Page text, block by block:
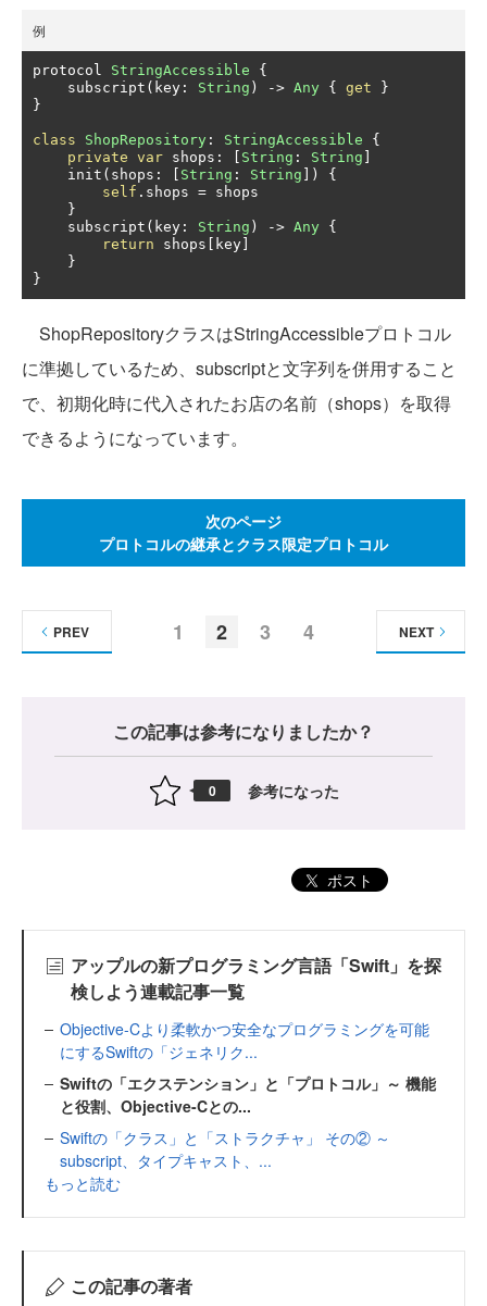
例
protocol StringAccessible
{
    subscript
( key : String ) -> Any { get
}
}
class ShopRepository : StringAccessible
{
private var shops : String : String
    init
( shops : String : String ])
{
self . shops = shops
}
    subscript
( key : String ) -> Any {
return shops key
}
}
ShopRepositoryクラスはStringAccessibleプロトコル
に準拠しているため、subscriptと文字列を併用すること
で、初期化時に代入されたお店の名前（shops）を取得
できるようになっています。
次のページ
プロトコルの継承とクラス限定プロトコル
1 2 3 4
PREV NEXT
この記事は参考になりましたか？
0 参考になった
ポスト
アップルの新プログラミング言語「Swift」を探
検しよう連載記事一覧
Objective-Cより柔軟かつ安全なプログラミングを可能
にするSwiftの「ジェネリク...
Swiftの「エクステンション」と「プロトコル」～ 機能
と役割、Objective-Cとの...
Swiftの「クラス」と「ストラクチャ」 その② ～
subscript、タイプキャスト、...
もっと読む
この記事の著者